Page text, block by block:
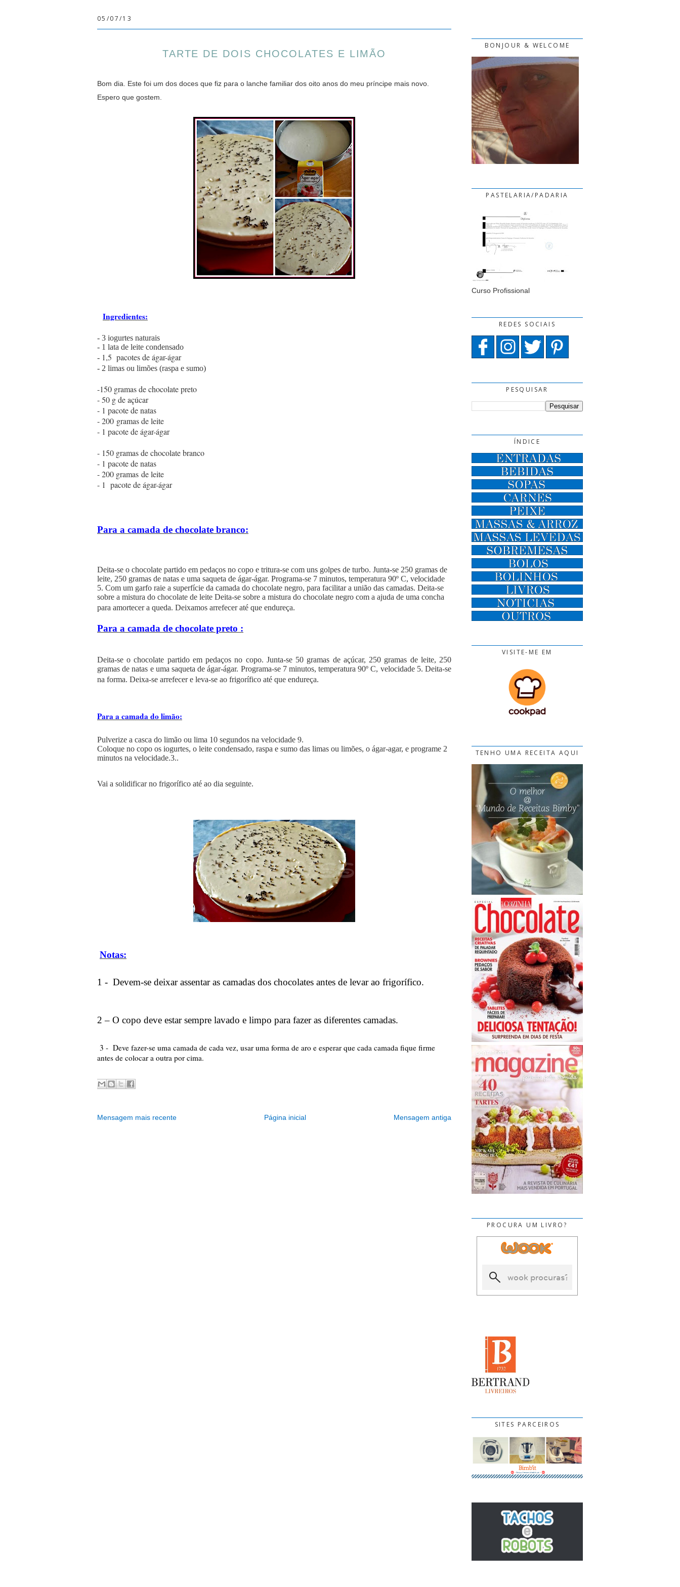
05/07/13
TARTE DE DOIS CHOCOLATES E LIMÃO
Bom dia. Este foi um dos doces que fiz para o lanche familiar dos oito anos do meu príncipe mais novo.
Espero que gostem.
Ingredientes:
- 3 iogurtes naturais
- 1 lata de leite condensado
- 1,5 pacotes de ágar-ágar
- 2 limas ou limões (raspa e sumo)
-150 gramas de chocolate preto
- 50 g de açúcar
- 1 pacote de natas
- 200 gramas de leite
- 1 pacote de ágar-ágar
- 150 gramas de chocolate branco
- 1 pacote de natas
- 200 gramas de leite
- 1 pacote de ágar-ágar
Para a camada de chocolate branco:
Deita-se o chocolate partido em pedaços no copo e tritura-se com uns golpes de turbo. Junta-se 250 gramas de
leite, 250 gramas de natas e uma saqueta de ágar-ágar. Programa-se 7 minutos, temperatura 90º C, velocidade
5. Com um garfo raie a superfície da camada do chocolate negro, para facilitar a união das camadas. Deita-se
sobre a mistura do chocolate de leite Deita-se sobre a mistura do chocolate negro com a ajuda de uma concha
para amortecer a queda. Deixamos arrefecer até que endureça.
Para a camada de chocolate preto :
Deita-se o chocolate partido em pedaços no copo. Junta-se 50 gramas de açúcar, 250 gramas de leite, 250
gramas de natas e uma saqueta de ágar-ágar. Programa-se 7 minutos, temperatura 90º C, velocidade 5. Deita-se
na forma. Deixa-se arrefecer e leva-se ao frigorífico até que endureça.
Para a camada do limão:
Pulverize a casca do limão ou lima 10 segundos na velocidade 9.
Coloque no copo os iogurtes, o leite condensado, raspa e sumo das limas ou limões, o ágar-agar, e programe 2
minutos na velocidade.3..
Vai a solidificar no frigorífico até ao dia seguinte.
Notas:
1 - Devem-se deixar assentar as camadas dos chocolates antes de levar ao frigorífico.
2 – O copo deve estar sempre lavado e limpo para fazer as diferentes camadas.
3 - Deve fazer-se uma camada de cada vez, usar uma forma de aro e esperar que cada camada fique firme
antes de colocar a outra por cima.
Mensagem mais recente Mensagem antiga
Página inicial
BONJOUR & WELCOME
PASTELARIA/PADARIA
Curso Profissional
REDES SOCIAIS
PESQUISAR
ÍNDICE
VISITE-ME EM
TENHO UMA RECEITA AQUI
PROCURA UM LIVRO?
SITES PARCEIROS